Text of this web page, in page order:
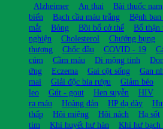
Alzheimer An thai Bài thuốc nam
biến
Bạch cầu máu trắng Bệnh
mắt
Bỏng Bồi bổ cở thể Bổ thận
nghiện
Cholesterol Chướng bụng
thương
Chốc đầu COVID - 19
cúm
Cầm máu Di mộng tinh
ứng
Eczema Gai cột sống Gan
mai
Giải độc bia rượu Giảm béo
leo
Gút - gout Hen suyễn HIV
ra máu
Hoàng đản HP dạ dày
thấp
Hôi miệng Hôi nách Hạ sốt
tim
Khí huyết hư hàn Khí hư bạch